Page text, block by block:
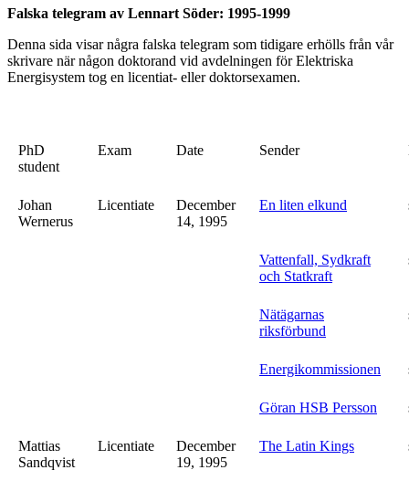
Falska telegram av Lennart Söder: 1995-1999
Denna sida visar några falska telegram som tidigare erhölls från vår
skrivare när någon doktorand vid avdelningen för Elektriska
Energisystem tog en licentiat- eller doktorsexamen.
PhD
student
Exam Date Sender
Johan
Wernerus
Licentiate
December
14, 1995
En liten elkund
Vattenfall, Sydkraft
och Statkraft
Nätägarnas
riksförbund
Energikommissionen
Göran HSB Persson
Mattias
Sandqvist
Licentiate
December
19, 1995
The Latin Kings